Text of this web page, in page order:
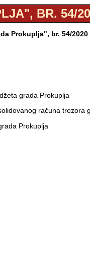
BR. 54/
Prokuplja", br. 54/
grada Prokuplja
računa trezora
Prokuplja